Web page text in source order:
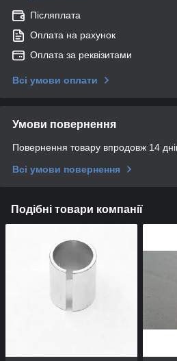
Післяплата
Оплата на рахунок
Оплата за реквізитами
Всі умови оплати
Умови повернення
Повернення товару впродовж 14
Всі умови повернення
Подібні товари компанії